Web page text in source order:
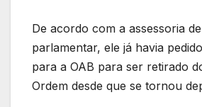
De acordo com a assessoria
parlamentar, ele já havia
para a OAB para ser retirado
Ordem desde que se tornou